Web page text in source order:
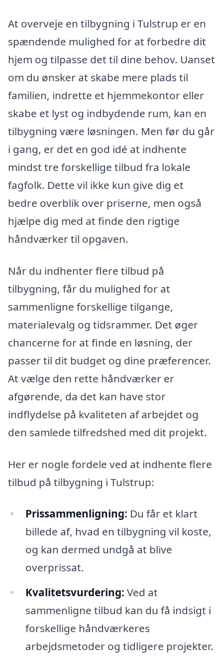
At overveje en tilbygning i Tulstrup er en
spændende mulighed for at forbedre dit
hjem og tilpasse det til dine behov. Uanset
om du ønsker at skabe mere plads til
familien, indrette et hjemmekontor eller
skabe et lyst og indbydende rum, kan en
tilbygning være løsningen. Men før du går
i gang, er det en god idé at indhente
mindst tre forskellige tilbud fra lokale
fagfolk. Dette vil ikke kun give dig et
bedre overblik over priserne, men også
hjælpe dig med at finde den rigtige
håndværker til opgaven.
Når du indhenter flere tilbud på
tilbygning, får du mulighed for at
sammenligne forskellige tilgange,
materialevalg og tidsrammer. Det øger
chancerne for at finde en løsning, der
passer til dit budget og dine præferencer.
At vælge den rette håndværker er
afgørende, da det kan have stor
indflydelse på kvaliteten af arbejdet og
den samlede tilfredshed med dit projekt.
Her er nogle fordele ved at indhente flere
tilbud på tilbygning i Tulstrup:
Prissammenligning: Du får et klart
billede af, hvad en tilbygning vil koste,
og kan dermed undgå at blive
overprissat.
Kvalitetsvurdering: Ved at
sammenligne tilbud kan du få indsigt i
forskellige håndværkeres
arbejdsmetoder og tidligere projekter.